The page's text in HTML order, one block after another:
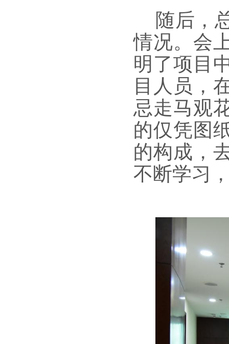
随后，
情况。会
明了项目
目人员，
忌走马观
的仅凭图
的构成，
不断学习